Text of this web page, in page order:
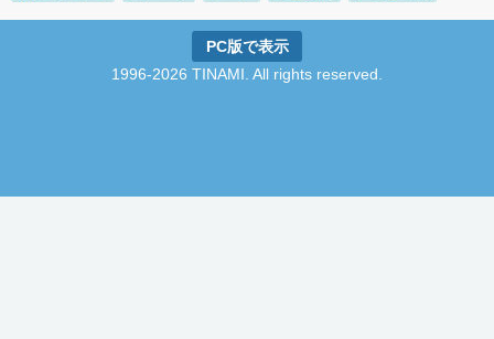
PC版で表示
1996-2026 TINAMI. All rights reserved.